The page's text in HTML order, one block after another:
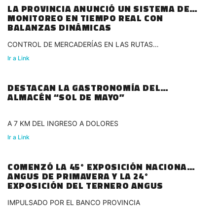
LA PROVINCIA ANUNCIÓ UN SISTEMA DE
MONITOREO EN TIEMPO REAL CON
BALANZAS DINÁMICAS
CONTROL DE MERCADERÍAS EN LAS RUTAS
BONAERENSES
Ir a Link
DESTACAN LA GASTRONOMÍA DEL
ALMACÉN “SOL DE MAYO”
A 7 KM DEL INGRESO A DOLORES
Ir a Link
COMENZÓ LA 45° EXPOSICIÓN NACIONAL
ANGUS DE PRIMAVERA Y LA 24°
EXPOSICIÓN DEL TERNERO ANGUS
IMPULSADO POR EL BANCO PROVINCIA